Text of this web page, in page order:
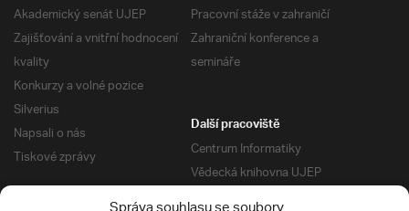
Akademický senát UJEP
Zajišťování a vnitřní hodnocení
kvality
Konkurzy a volné pozice
Silverius
Napsali o nás
Tiskové zprávy
Pracovní stáže v zahraničí
Zahraniční konference a
semináře
Další pracoviště
Centrum Informatiky
Vědecká knihovna UJEP
Správa kolejí a menz